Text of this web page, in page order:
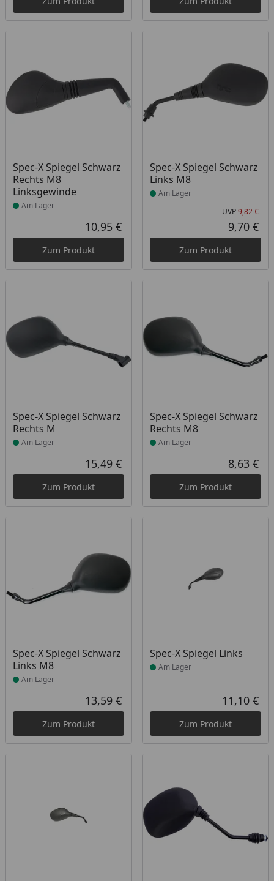
Spec-X Spiegel Schwarz
Rechts M8
Linksgewinde
Produkt am Lager
Am Lager
Aktueller Preis
10,95 €
Zum Produkt
Spec-X Spiegel Schwarz
Links M8
Produkt am Lager
Am Lager
UVP9,82 €
9,70 €
Zum Produkt
Spec-X Spiegel Schwarz
Rechts M
Produkt am Lager
Am Lager
Aktueller Preis
15,49 €
Zum Produkt
Spec-X Spiegel Schwarz
Rechts M8
Produkt am Lager
Am Lager
8,63 €
Zum Produkt
Spec-X Spiegel Schwarz
Links M8
Produkt am Lager
Am Lager
Aktueller Preis
13,59 €
Zum Produkt
Spec-X Spiegel Links
Produkt am Lager
Am Lager
11,10 €
Zum Produkt